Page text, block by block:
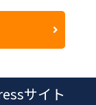
サイト